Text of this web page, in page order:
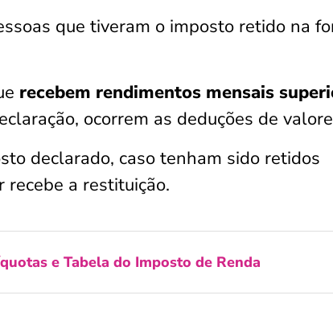
que tiveram o imposto retido na
recebem rendimentos mensais
ocorrem as deduções de
declarado, caso tenham sido retidos
a restituição.
e Tabela do Imposto de Renda